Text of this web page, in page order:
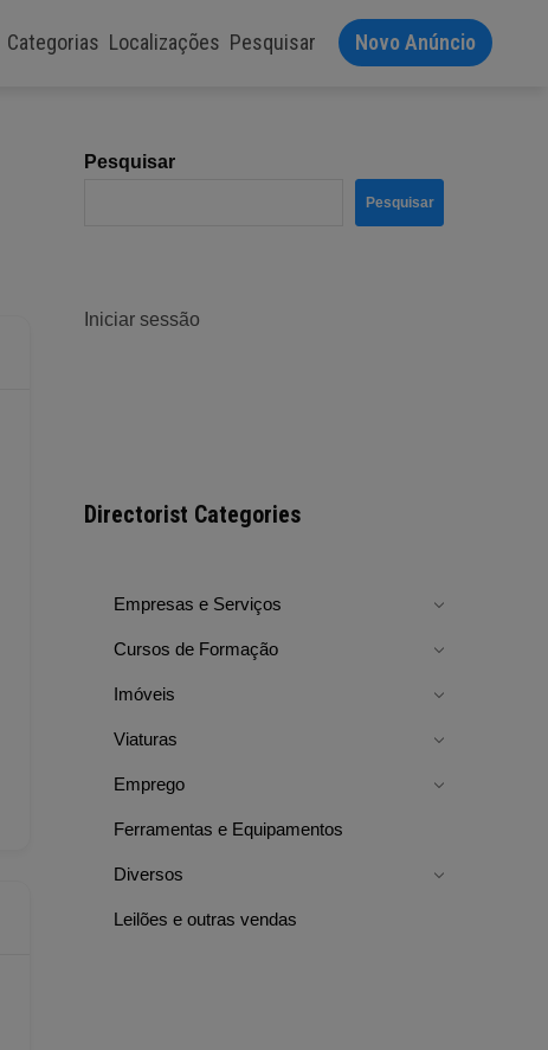
Categorias Localizações Pesquisar Novo Anúncio
Pesquisar
Pesquisar
Iniciar sessão
Directorist Categories
Empresas e Serviços
Cursos de Formação
Imóveis
Viaturas
Emprego
Ferramentas e Equipamentos
Diversos
Leilões e outras vendas